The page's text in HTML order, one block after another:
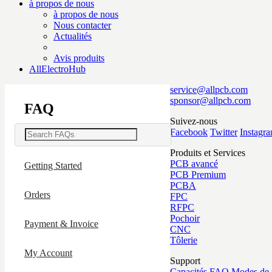
à propos de nous
à propos de nous
Nous contacter
Actualités
Avis produits
AllElectroHub
FAQ
Getting Started
Orders
Payment & Invoice
My Account
service@allpcb.com
sponsor@allpcb.com
Suivez-nous
Facebook Twitter
Produits et Services
PCB avancé
PCB Premium
PCBA
FPC
RFPC
Pochoir
CNC
Tôlerie
Support